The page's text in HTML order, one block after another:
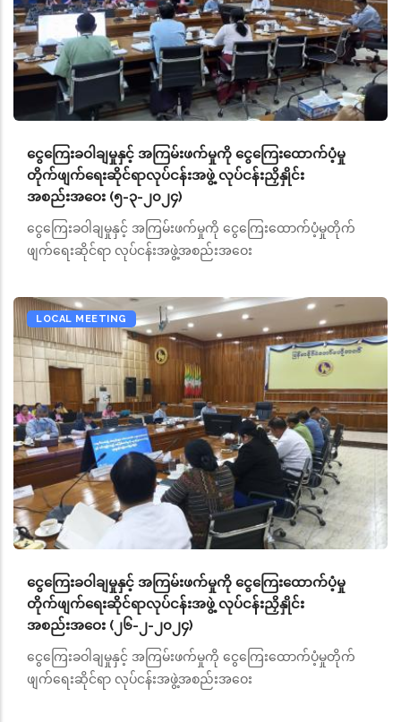
ငွေကြေးခဝါချမှုနှင့် အကြမ်းဖက်မှုကို ငွေကြေးထောက်ပံ့မှု
တိုက်ဖျက်ရေးဆိုင်ရာလုပ်ငန်းအဖွဲ့ လုပ်ငန်းညှိနှိုင်း
အစည်းအဝေး (၅-၃-၂၀၂၄)
ငွေကြေးခဝါချမှုနှင့် အကြမ်းဖက်မှုကို ငွေကြေးထောက်ပံ့မှုတိုက်
ဖျက်ရေးဆိုင်ရာ လုပ်ငန်းအဖွဲ့အစည်းအဝေး
LOCAL MEETING
ငွေကြေးခဝါချမှုနှင့် အကြမ်းဖက်မှုကို ငွေကြေးထောက်ပံ့မှု
တိုက်ဖျက်ရေးဆိုင်ရာလုပ်ငန်းအဖွဲ့ လုပ်ငန်းညှိနှိုင်း
အစည်းအဝေး (၂၆-၂-၂၀၂၄)
ငွေကြေးခဝါချမှုနှင့် အကြမ်းဖက်မှုကို ငွေကြေးထောက်ပံ့မှုတိုက်
ဖျက်ရေးဆိုင်ရာ လုပ်ငန်းအဖွဲ့အစည်းအဝေး